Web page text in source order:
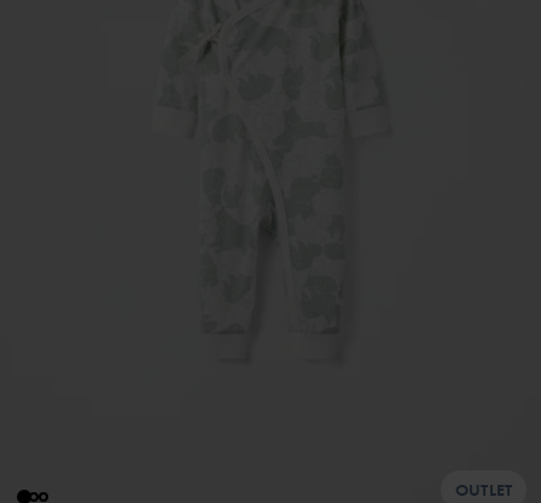
OUTLET